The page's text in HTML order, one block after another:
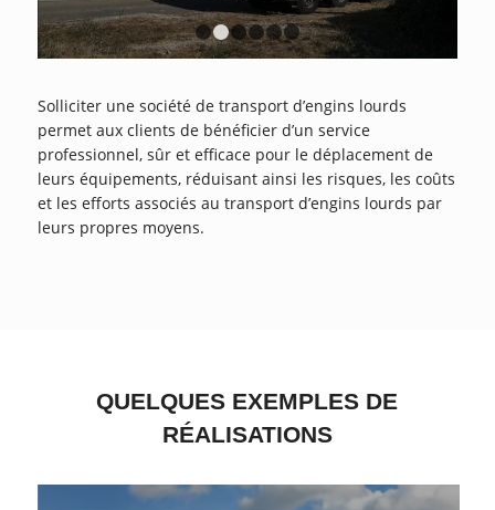
1 2 3
Solliciter une société de transport d’engins lourds
permet aux clients de bénéficier d’un service
professionnel, sûr et efficace pour le déplacement de
leurs équipements, réduisant ainsi les risques, les coûts
et les efforts associés au transport d’engins lourds par
leurs propres moyens.
QUELQUES EXEMPLES DE
RÉALISATIONS